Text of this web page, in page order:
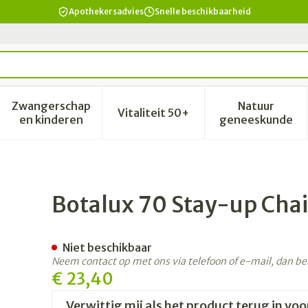
Apothekersadvies Snelle beschikbaarheid
verzorging en hygiëne categorie
voor Dieet, voeding en vitamines categorie
Zwangerschap
en kinderenToon submenu voor Zwangerschap en
Vitaliteit 50+Toon submenu voor Vitaliteit
Natuur
geneeskunde
Toon
N5
Botalux 70 Stay-up
€ 23,40
Niet beschikbaar
Neem contact op met ons via telefoon of e-mail, dan